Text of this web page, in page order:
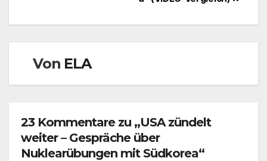
Von ELA
23 Kommentare zu „USA zündelt
weiter – Gespräche über
Nuklearübungen mit Südkorea“